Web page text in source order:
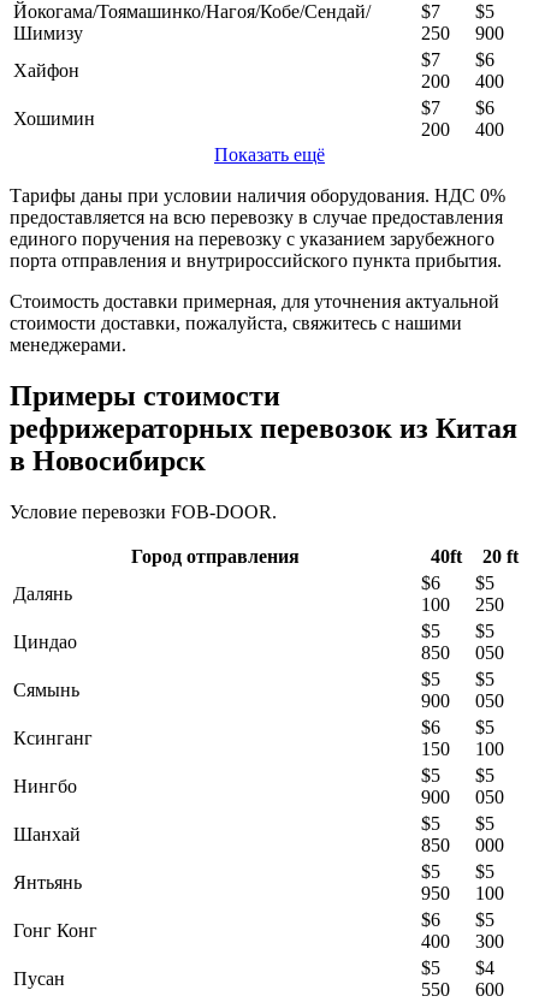
Йокогама/Тоямашинко/Нагоя/Кобе/Сендай/
Шимизу
$7
250
$5
900
Хайфон
$7
200
$6
400
Хошимин
$7
200
$6
400
Показать ещё
Тарифы даны при условии наличия оборудования. НДС 0%
предоставляется на всю перевозку в случае предоставления
единого поручения на перевозку с указанием зарубежного
порта отправления и внутрироссийского пункта прибытия.
Стоимость доставки примерная, для уточнения актуальной
стоимости доставки, пожалуйста, свяжитесь с нашими
менеджерами.
Примеры стоимости
рефрижераторных перевозок из Китая
в Новосибирск
Условие перевозки FOB-DOOR.
Город отправления 40ft
20 ft
Далянь
$6
100
$5
250
Циндао
$5
850
$5
050
Сямынь
$5
900
$5
050
Ксинганг
$6
150
$5
100
Нингбо
$5
900
$5
050
Шанхай
$5
850
$5
000
Янтьянь
$5
950
$5
100
Гонг Конг
$6
400
$5
300
Пусан
$5
550
$4
600